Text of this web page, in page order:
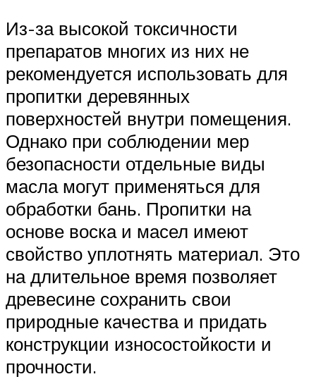
Из-за высокой токсичности
препаратов многих из них не
рекомендуется использовать для
пропитки деревянных
поверхностей внутри помещения.
Однако при соблюдении мер
безопасности отдельные виды
масла могут применяться для
обработки бань. Пропитки на
основе воска и масел имеют
свойство уплотнять материал. Это
на длительное время позволяет
древесине сохранить свои
природные качества и придать
конструкции износостойкости и
прочности.